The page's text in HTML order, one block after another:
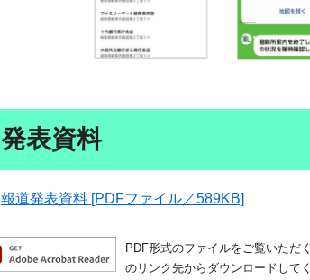
発表資料
報道発表資料 [PDFファイル／589KB]
PDF形式のファイルをご覧いただ
のリンク先からダウンロードして